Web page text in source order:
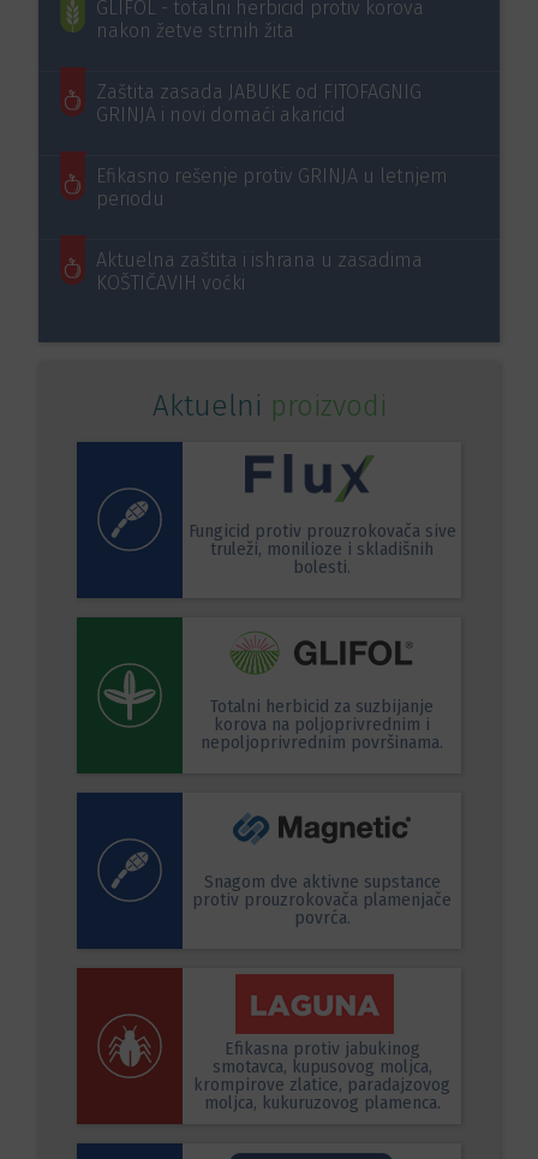
GLIFOL - totalni herbicid protiv korova
nakon žetve strnih žita
Zaštita zasada JABUKE od FITOFAGNIG
GRINJA i novi domaći akaricid
Efikasno rešenje protiv GRINJA u letnjem
periodu
Aktuelna zaštita i ishrana u zasadima
KOŠTIČAVIH voćki
Aktuelni proizvodi
Fungicid protiv prouzrokovača sive
truleži, monilioze i skladišnih
bolesti.
Totalni herbicid za suzbijanje
korova na poljoprivrednim i
nepoljoprivrednim površinama.
Snagom dve aktivne supstance
protiv prouzrokovača plamenjače
povrća.
Efikasna protiv jabukinog
smotavca, kupusovog moljca,
krompirove zlatice, paradajzovog
moljca, kukuruzovog plamenca.